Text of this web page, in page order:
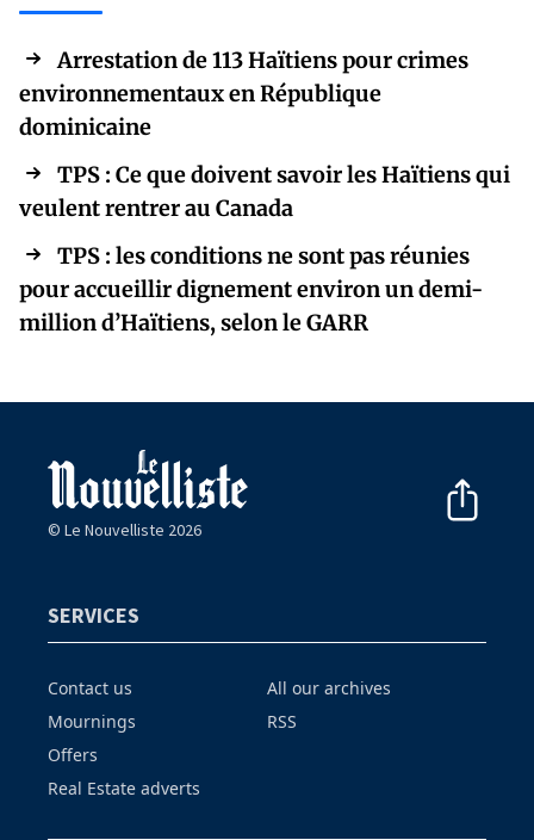
Arrestation de 113 Haïtiens pour crimes
environnementaux en République
dominicaine
TPS : Ce que doivent savoir les Haïtiens qui
veulent rentrer au Canada
TPS : les conditions ne sont pas réunies
pour accueillir dignement environ un demi-
million d’Haïtiens, selon le GARR
© Le Nouvelliste 2026
SERVICES
Contact us
Mournings
Offers
Real Estate adverts
All our archives
RSS